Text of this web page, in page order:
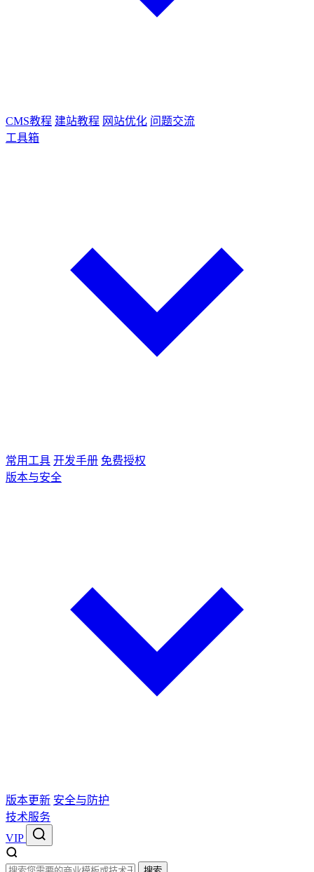
CMS教程 建站教程 网站优化 问题交流
工具箱
常用工具 开发手册 免费授权
版本与安全
版本更新 安全与防护
技术服务
VIP